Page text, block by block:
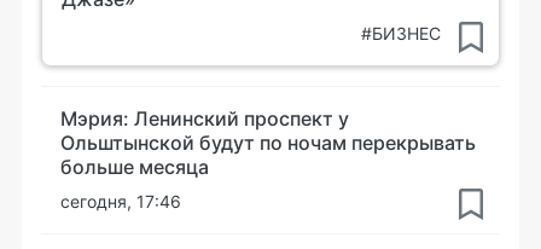
#БИЗНЕС
Мэрия: Ленинский проспект у
Ольштынской будут по ночам перекрывать
больше месяца
сегодня, 17:46